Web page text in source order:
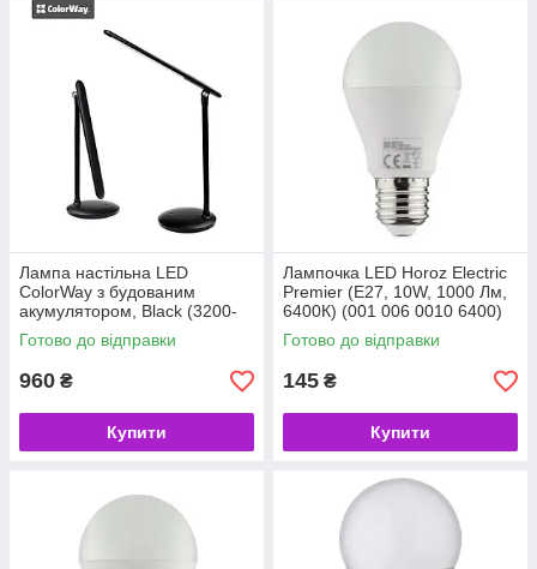
Лампа настільна LED
ColorWay з будованим
акумулятором, Black (3200-
4300-6500k, Max 300 lm,
SMD2835 4W) (CW-DL02B-B)
Готово до відправки
960 ₴
Купити
Лампочка LED Horoz Electric
Premier (E27, 10W, 1000 Лм,
6400К) (001 006 0010 6400)
(код 101257)
Готово до відправки
145 ₴
Купити